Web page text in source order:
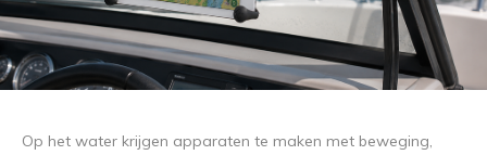
Op het water krijgen apparaten te maken met beweging,